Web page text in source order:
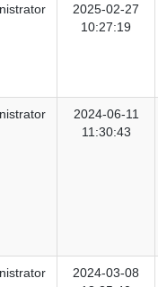
2025-02-27
10:27:19
2024-06-11
11:30:43
2024-03-08